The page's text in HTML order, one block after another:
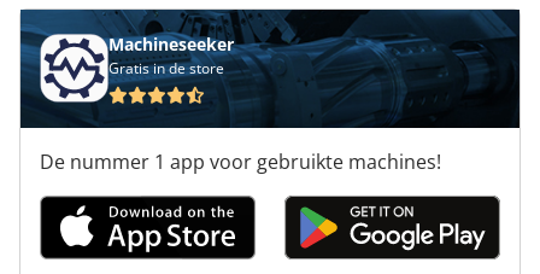
Machineseeker
Gratis in de store
De nummer 1 app voor gebruikte machines!